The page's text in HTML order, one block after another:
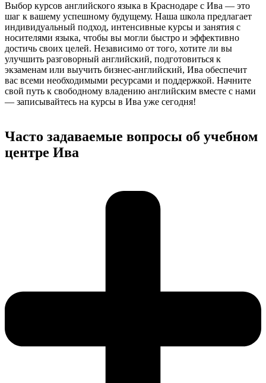
Выбор курсов английского языка в Краснодаре с Ива — это
шаг к вашему успешному будущему. Наша школа предлагает
индивидуальный подход, интенсивные курсы и занятия с
носителями языка, чтобы вы могли быстро и эффективно
достичь своих целей. Независимо от того, хотите ли вы
улучшить разговорный английский, подготовиться к
экзаменам или выучить бизнес-английский, Ива обеспечит
вас всеми необходимыми ресурсами и поддержкой. Начните
свой путь к свободному владению английским вместе с нами
— записывайтесь на курсы в Ива уже сегодня!
Часто задаваемые вопросы об учебном
центре Ива